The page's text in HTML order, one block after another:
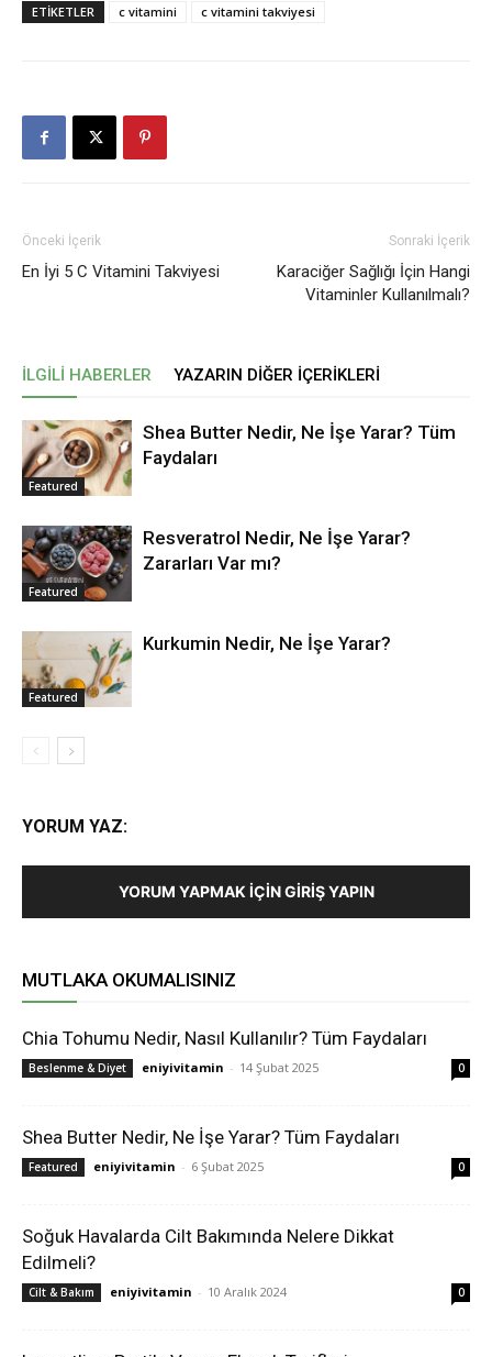
ETIKETLER c vitamini c vitamini takviyesi
Önceki İçerik
En İyi 5 C Vitamini Takviyesi
Sonraki İçerik
Karaciğer Sağlığı İçin Hangi
Vitaminler Kullanılmalı?
İLGILI HABERLER YAZARIN DIĞER İÇERIKLERI
Featured
Shea Butter Nedir, Ne İşe Yarar? Tüm
Faydaları
Featured
Resveratrol Nedir, Ne İşe Yarar?
Zararları Var mı?
Featured
Kurkumin Nedir, Ne İşe Yarar?
YORUM YAZ:
YORUM YAPMAK İÇIN GIRIŞ YAPIN
MUTLAKA OKUMALISINIZ
Chia Tohumu Nedir, Nasıl Kullanılır? Tüm Faydaları
Beslenme & Diyet eniyivitamin - 14 Şubat 2025 0
Shea Butter Nedir, Ne İşe Yarar? Tüm Faydaları
Featured eniyivitamin - 6 Şubat 2025 0
Soğuk Havalarda Cilt Bakımında Nelere Dikkat
Edilmeli?
Cilt & Bakım eniyivitamin - 10 Aralık 2024 0